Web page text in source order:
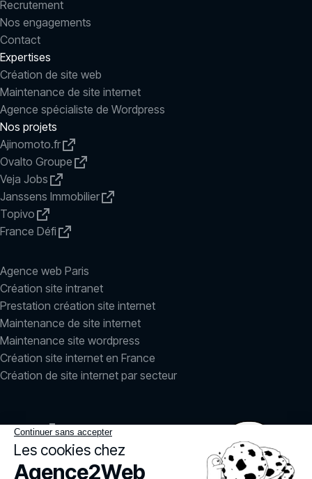
Recrutement
Nos engagements
Contact
Expertises
Création de site web
Maintenance de site internet
Agence spécialiste de Wordpress
Nos projets
Ajinomoto.fr
Ovalto Groupe
Veja Jobs
Janssens Immobilier
Topivo
France Défi
Agence web Paris
Création site intranet
Prestation création site internet
Maintenance de site internet
Maintenance site wordpress
Création site internet en France
Création de site internet par secteur
LinkedIn
Instagram